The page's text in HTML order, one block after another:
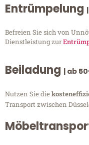
Entrümpelung
Befreien Sie sich von
Dienstleistung zur
Beiladung | ab
Nutzen Sie die
Transport zwischen